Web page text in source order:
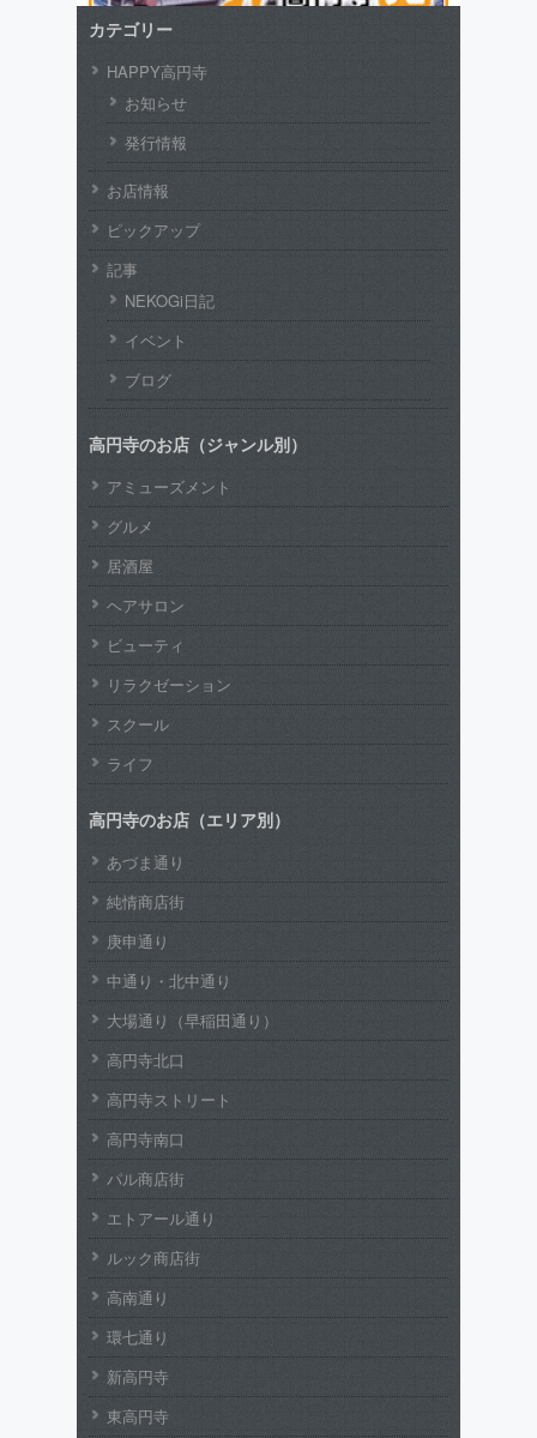
カテゴリー
HAPPY高円寺
お知らせ
発行情報
お店情報
ピックアップ
記事
NEKOGi日記
イベント
ブログ
高円寺のお店（ジャンル別）
アミューズメント
グルメ
居酒屋
ヘアサロン
ビューティ
リラクゼーション
スクール
ライフ
高円寺のお店（エリア別）
あづま通り
純情商店街
庚申通り
中通り・北中通り
大場通り（早稲田通り）
高円寺北口
高円寺ストリート
高円寺南口
パル商店街
エトアール通り
ルック商店街
高南通り
環七通り
新高円寺
東高円寺